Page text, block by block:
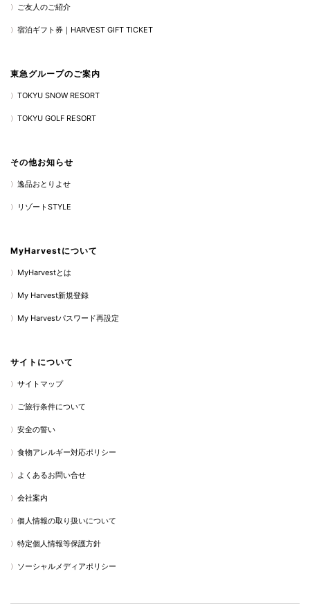
ご友人のご紹介
宿泊ギフト券｜HARVEST GIFT TICKET
東急グループのご案内
TOKYU SNOW RESORT
TOKYU GOLF RESORT
その他お知らせ
逸品おとりよせ
リゾートSTYLE
MyHarvestについて
MyHarvestとは
My Harvest新規登録
My Harvestパスワード再設定
サイトについて
サイトマップ
ご旅行条件について
安全の誓い
食物アレルギー対応ポリシー
よくあるお問い合せ
会社案内
個人情報の取り扱いについて
特定個人情報等保護方針
ソーシャルメディアポリシー